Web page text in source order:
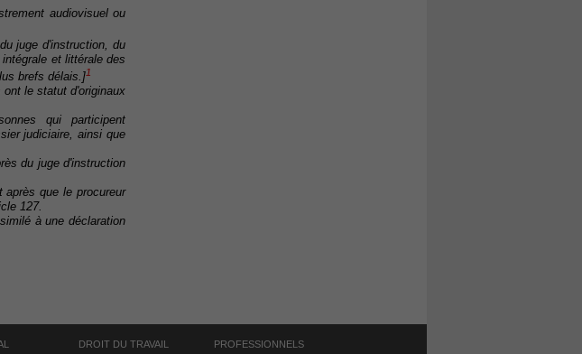
audiovisuel ou
juge d'instruction, du
et littérale des
brefs délais.]1
le statut d'originaux
qui participent
judiciaire, ainsi que
du juge d'instruction
que le procureur
127.
à une déclaration
DROIT DU TRAVAIL PROFESSIONNELS